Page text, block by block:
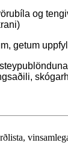
og
getum